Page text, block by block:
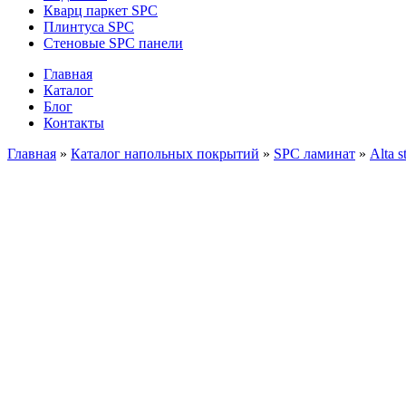
Кварц паркет SPC
Плинтуса SPC
Стеновые SPC панели
Главная
Каталог
Блог
Контакты
Главная » Каталог напольных покрытий » SPC ламинат » Alta